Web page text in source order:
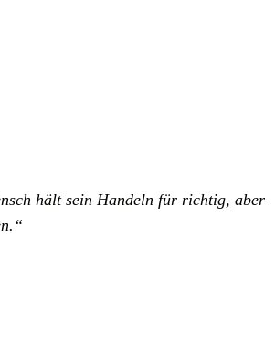
hält sein Handeln für richtig, aber